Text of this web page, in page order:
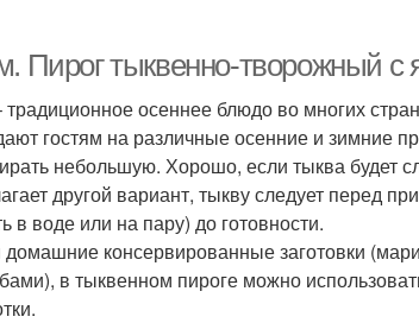
Пирог тыквенно-творожный с
осеннее блюдо во многих
гостям на различные осенние и зимние
небольшую. Хорошо, если тыква будет
другой вариант, тыкву следует перед
в воде или на пару) до готовности.
консервированные заготовки
в тыквенном пироге можно